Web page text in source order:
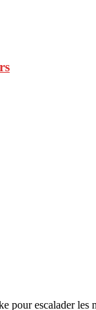
pour escalader les